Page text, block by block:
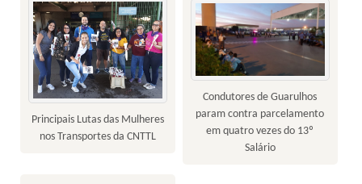
Condutores de Guarulhos
param contra parcelamento
em quatro vezes do 13º
Salário
Principais Lutas das Mulheres
nos Transportes da CNTTL